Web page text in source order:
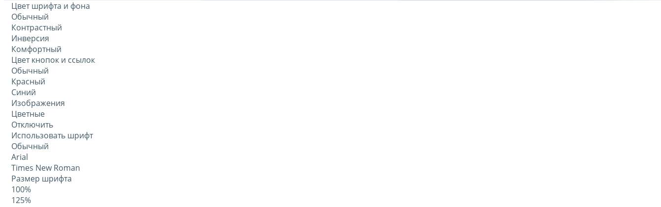
Цвет шрифта и фона
Обычный
Контрастный
Инверсия
Комфортный
Цвет кнопок и ссылок
Обычный
Красный
Синий
Изображения
Цветные
Отключить
Использовать шрифт
Обычный
Arial
Times New Roman
Размер шрифта
100%
125%